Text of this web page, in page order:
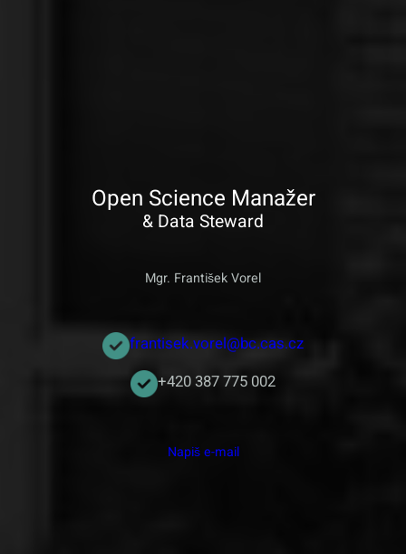
Open Science Manažer
& Data Steward
Mgr. František Vorel
frantisek.vorel@bc.cas.cz
+420 387 775 002
Napiš e-mail